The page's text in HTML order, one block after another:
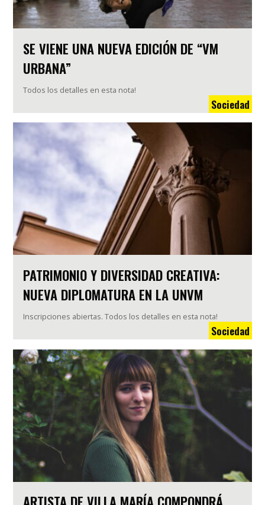
SE VIENE UNA NUEVA EDICIÓN DE “VM
URBANA”
Todos los detalles en esta nota!
Sociedad
PATRIMONIO Y DIVERSIDAD CREATIVA:
NUEVA DIPLOMATURA EN LA UNVM
Inscripciones abiertas. Todos los detalles en esta nota!
Sociedad
ARTISTA DE VILLA MARÍA COMPONDRÁ